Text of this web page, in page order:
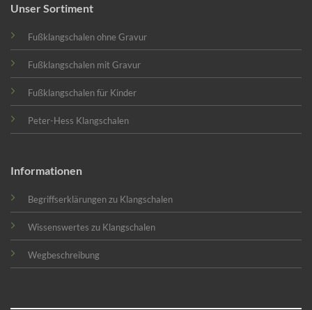
Unser Sortiment
Fußklangschalen ohne Gravur
Fußklangschalen mit Gravur
Fußklangschalen für Kinder
Peter-Hess Klangschalen
Informationen
Begriffserklärungen zu Klangschalen
Wissenswertes zu Klangschalen
Wegbeschreibung